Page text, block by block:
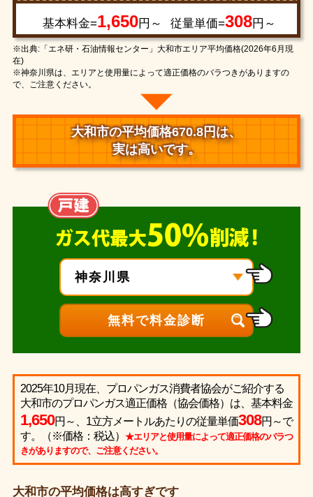
基本料金=1,650円～ 従量単価=308円～
※出典:「エネ研・石油情報センター」大和市エリア平均価格(2026年6月現
在)
※神奈川県は、エリアと使用量によって適正価格のバラつきがありますの
で、ご注意ください。
大和市の平均価格670.8円は、
実は高いです。
2025年10月現在、プロパンガス消費者協会がご紹介する
大和市のプロパンガス適正価格（協会価格）は、基本料金
1,650円～、1立方メートルあたりの従量単価308円～で
す。（※価格：税込） ★エリアと使用量によって適正価格のバラつ
きがありますので、ご注意ください。
大和市の平均価格は高すぎです